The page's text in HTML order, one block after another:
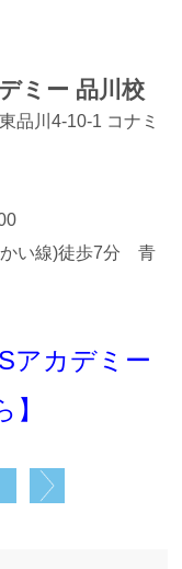
ミー 品川校
川4-10-1 コナミ
い線)徒歩7分 青
アカデミー